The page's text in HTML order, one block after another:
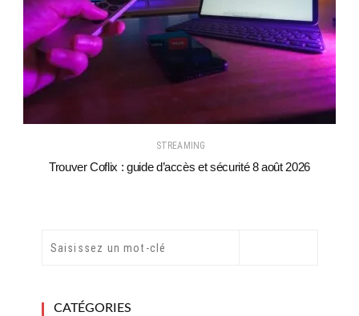
STREAMING
Trouver Coflix : guide d’accès et sécurité 8 août 2026
CATÉGORIES